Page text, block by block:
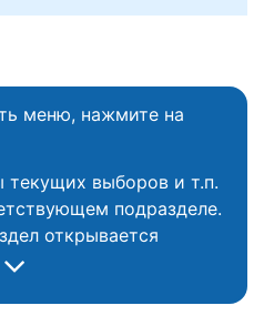
меню, нажмите на
текущих выборов и т.п.
подразделе.
открывается